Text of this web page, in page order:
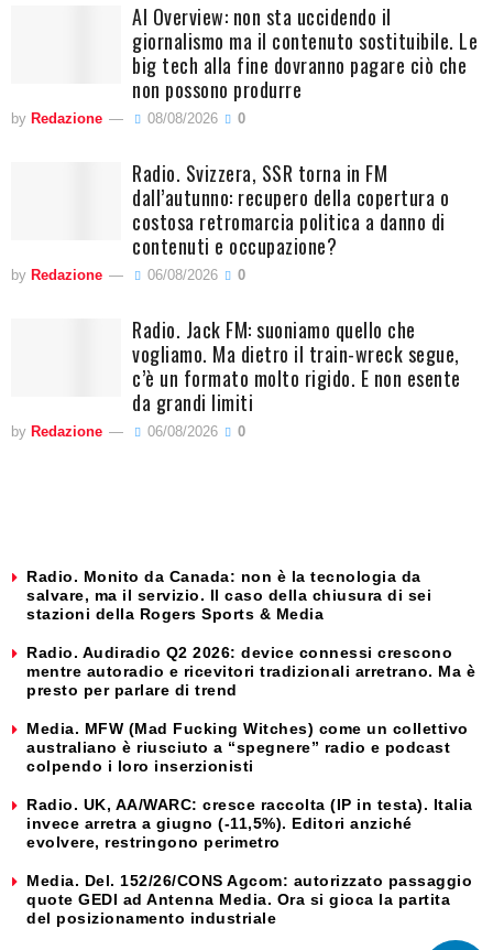
AI Overview: non sta uccidendo il
giornalismo ma il contenuto sostituibile. Le
big tech alla fine dovranno pagare ciò che
non possono produrre
by Redazione 08/08/2026 0
Radio. Svizzera, SSR torna in FM
dall’autunno: recupero della copertura o
costosa retromarcia politica a danno di
contenuti e occupazione?
by Redazione 06/08/2026 0
Radio. Jack FM: suoniamo quello che
vogliamo. Ma dietro il train-wreck segue,
c’è un formato molto rigido. E non esente
da grandi limiti
by Redazione 06/08/2026 0
Radio. Monito da Canada: non è la tecnologia da
salvare, ma il servizio. Il caso della chiusura di sei
stazioni della Rogers Sports & Media
Radio. Audiradio Q2 2026: device connessi crescono
mentre autoradio e ricevitori tradizionali arretrano. Ma è
presto per parlare di trend
Media. MFW (Mad Fucking Witches) come un collettivo
australiano è riusciuto a “spegnere” radio e podcast
colpendo i loro inserzionisti
Radio. UK, AA/WARC: cresce raccolta (IP in testa). Italia
invece arretra a giugno (-11,5%). Editori anziché
evolvere, restringono perimetro
Media. Del. 152/26/CONS Agcom: autorizzato passaggio
quote GEDI ad Antenna Media. Ora si gioca la partita
del posizionamento industriale